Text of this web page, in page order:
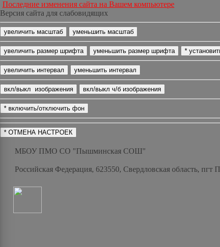
Последние изменения сайта на Вашем компьютере
Версия сайта для слабовидящих
МБОУ ПМО СО "Пышминская СОШ"
Российская Федерация, 623550, Свердловская область,